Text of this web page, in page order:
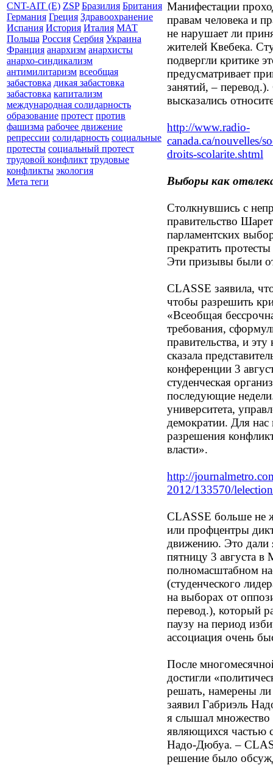
CNT-AIT (E) ZSP Бразилия Британия
Германия Греция Здравоохранение
Испания История Италия МАТ
Польша Россия Сербия Украина
Франция анархизм анархисты
анархо-синдикализм
антимилитаризм всеобщая
забастовка дикая забастовка
забастовка капитализм
международная солидарность
образование протест против
фашизма рабочее движение
репрессии солидарность социальные
протесты социальный протест
трудовой конфликт трудовые
конфликты экология
Мета теги
Манифестации
правам человека и
не нарушает ли
жителей Квебека.
подвергли критике
предусматривает
занятий, –
высказались
http://www.radio-
canada.ca/nouvelles/
droits-scolarite.shtml
Выборы как
Столкнувшись с
правительство
парламентских
прекратить
Эти призывы были
CLASSE заявила,
чтобы разрешить
«Всеобщая
требования,
правительства, и
сказала
конференции 3
студенческая
последующие
университета,
демократии. Для
разрешения
власти».
http://
2012/133570/
CLASSE больше не
или профцентры
движению. Это дали
пятницу 3 августа в
полномасштабном
(студенческого
на выборах от
перевод.), который
паузу на период
ассоциация очень
После
достигли
решать, намерены
заявил Габриэль
я слышал множество
являющихся частью
Надо-Дюбуа. –
решение было